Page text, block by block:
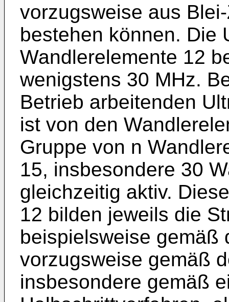
vorzugsweise aus
bestehen können. Die
Wandlerelemente 12
wenigstens 30 MHz.
Betrieb arbeitenden
ist von den
Gruppe von n
15, insbesondere 30
gleichzeitig aktiv.
12 bilden jeweils die
beispielsweise gemäß
vorzugsweise gemäß
insbesondere gemäß